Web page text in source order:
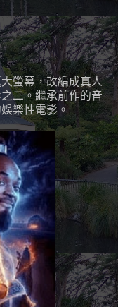
螢幕，改編成真人
二。繼承前作的音
樂性電影。